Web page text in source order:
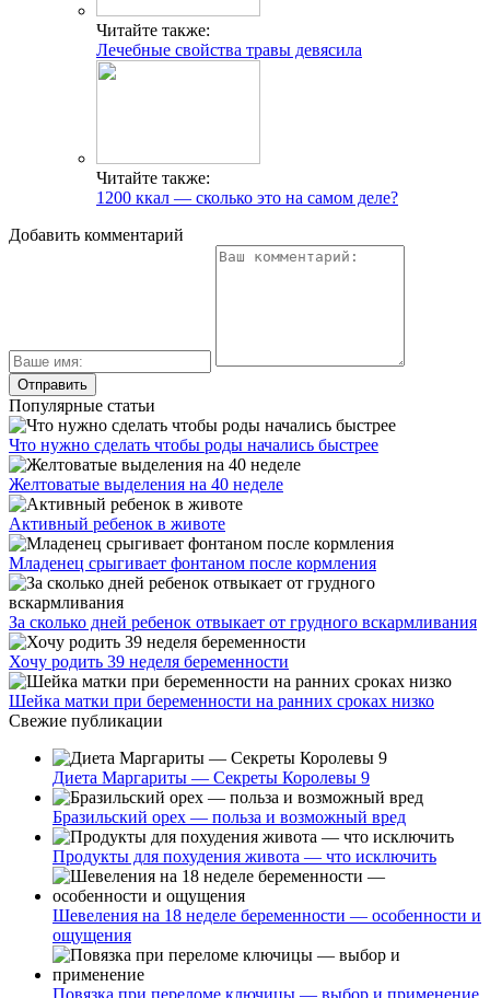
Читайте также:
Лечебные свойства травы девясила
Читайте также:
1200 ккал — сколько это на самом деле?
Добавить комментарий
Популярные статьи
Что нужно сделать чтобы роды начались быстрее
Желтоватые выделения на 40 неделе
Активный ребенок в животе
Младенец срыгивает фонтаном после кормления
За сколько дней ребенок отвыкает от грудного вскармливания
Хочу родить 39 неделя беременности
Шейка матки при беременности на ранних сроках низко
Свежие публикации
Диета Маргариты — Секреты Королевы 9
Бразильский орех — польза и возможный вред
Продукты для похудения живота — что исключить
Шевеления на 18 неделе беременности — особенности и
ощущения